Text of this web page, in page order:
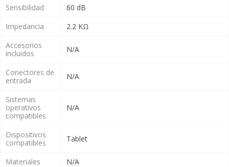
Sensibilidad
60 dB
Impedancia
2.2 KΩ
Accesorios
incluidos
N/A
Conectores de
entrada
N/A
Sistemas
operativos
compatibles
N/A
Dispositivos
compatibles
Tablet
Materiales
N/A